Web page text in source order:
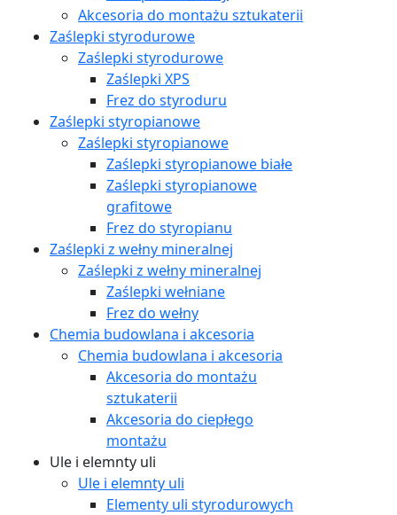
Akcesoria do montażu sztukaterii
Zaślepki styrodurowe
Zaślepki styrodurowe
Zaślepki XPS
Frez do styroduru
Zaślepki styropianowe
Zaślepki styropianowe
Zaślepki styropianowe białe
Zaślepki styropianowe
grafitowe
Frez do styropianu
Zaślepki z wełny mineralnej
Zaślepki z wełny mineralnej
Zaślepki wełniane
Frez do wełny
Chemia budowlana i akcesoria
Chemia budowlana i akcesoria
Akcesoria do montażu
sztukaterii
Akcesoria do ciepłego
montażu
Ule i elemnty uli
Ule i elemnty uli
Elementy uli styrodurowych